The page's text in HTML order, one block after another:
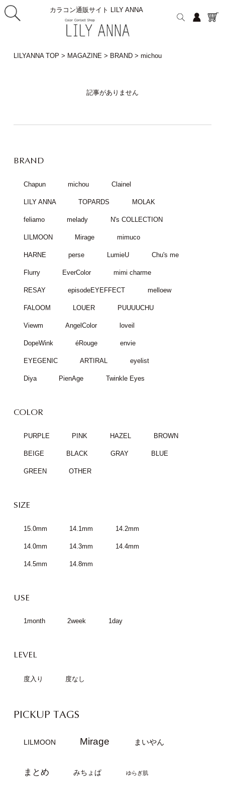
カラコン通販サイト LILY ANNA
LILYANNA TOP > MAGAZINE> BRAND> michou
記事がありません
BRAND
Chapun michou Clainel
LILY ANNA TOPARDS MOLAK
feliamo melady N's COLLECTION
LILMOON Mirage mimuco
HARNE perse LumieU Chu's me
Flurry EverColor mimi charme
RESAY episodeEYEFFECT melloew
FALOOM LOUER PUUUUCHU
Viewm AngelColor loveil
DopeWink éRouge envie
EYEGENIC ARTIRAL eyelist
Diya PienAge Twinkle Eyes
COLOR
PURPLE PINK HAZEL BROWN
BEIGE BLACK GRAY BLUE
GREEN OTHER
SIZE
15.0mm 14.1mm 14.2mm
14.0mm 14.3mm 14.4mm
14.5mm 14.8mm
USE
1month 2week 1day
LEVEL
度入り 度なし
PICKUP TAGS
LILMOON Mirage まいやん
まとめ みちょぱ ゆらぎ肌